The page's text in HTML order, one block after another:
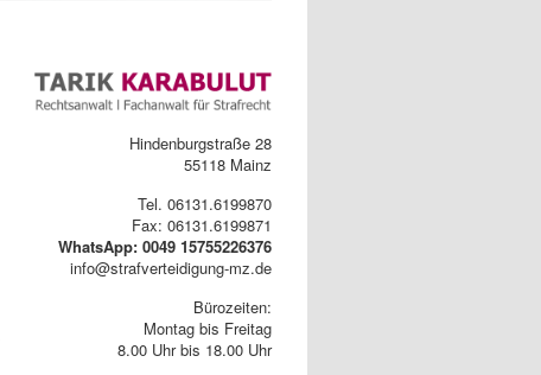
Hindenburgstraße 28
55118 Mainz
Tel. 06131.6199870
Fax: 06131.6199871
WhatsApp: 0049 15755226376
info@strafverteidigung-mz.de
Bürozeiten:
Montag bis Freitag
8.00 Uhr bis 18.00 Uhr